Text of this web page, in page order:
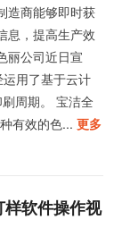
造商能够即时获
息，提高生产效
丽公司近日宣
用了基于云计
周期。 宝洁全
有效的色...更多
软件操作视